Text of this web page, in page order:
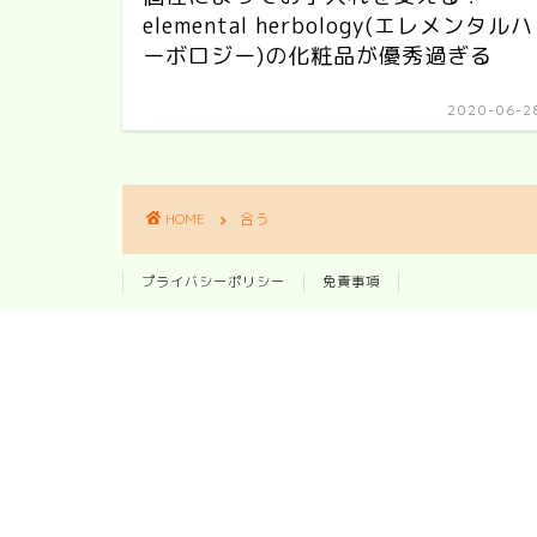
elemental herbology(エレメンタルハ
ーボロジー)の化粧品が優秀過ぎる
2020-06-
HOME 合う
プライバシーポリシー 免責事項